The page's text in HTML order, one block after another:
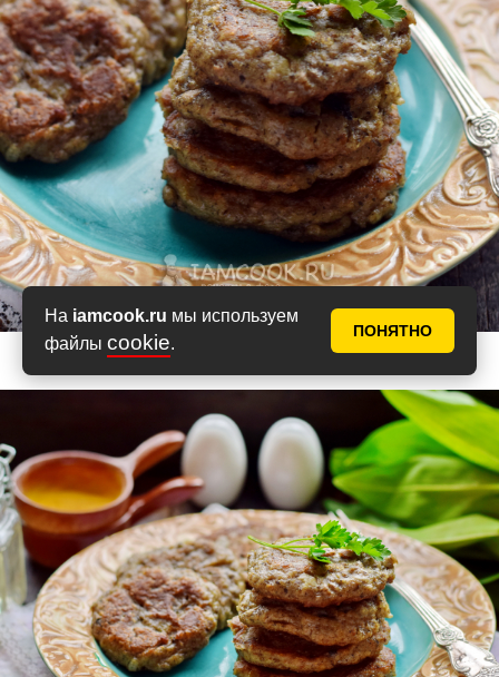
На iamcook.ru мы используем
файлы cookie.
ПОНЯТНО